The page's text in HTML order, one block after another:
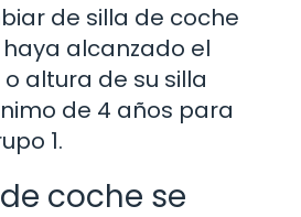
de silla de coche
alcanzado el
altura de su silla
de 4 años para
1.
coche se